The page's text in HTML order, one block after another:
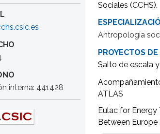
interna: 441428
Sociales (CCHS).
Antropología
PROYECTOS
Salto deescala
ATLAS
Eulac for Energy
Between